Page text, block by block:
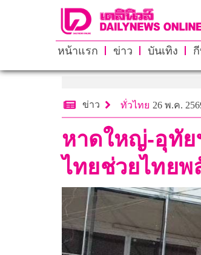
หน้าแรก ข่าว บันเทิง
ข่าว ทั่วไทย 26 พ.ค.
หาดใหญ่-อุทัย
ไทยช่วยไทยพ